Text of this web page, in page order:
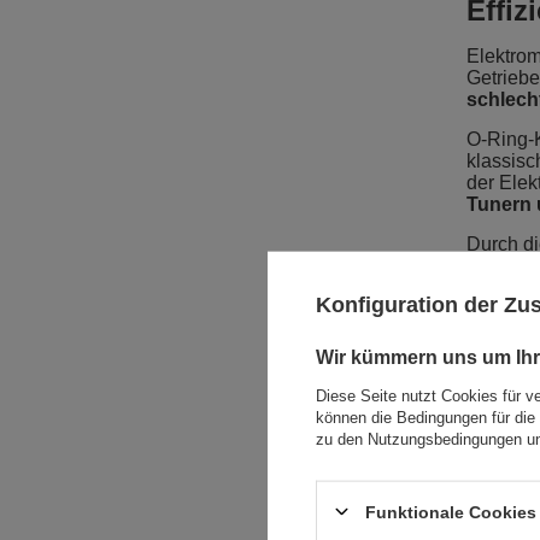
O-Ring-
der
Tunern
Durch
4.
hält?
Konfiguration der
Wir kümmern uns um
Diese Seite nutzt Cookies für
können die Bedingungen für
zu den Nutzungsbedingungen
Funktionale